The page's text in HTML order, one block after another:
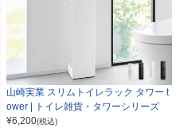
山崎実業 スリムトイレラック タワー t
ower | トイレ雑貨・タワーシリーズ
¥6,200(税込)